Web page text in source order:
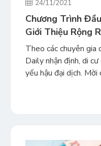
24/11/2021
Chương Trình
Giới Thiệu Rộng
Theo các chuyên
Daily nhận định, di
yếu hậu đại dịch. Mời
thiệu rộng rãi nhất